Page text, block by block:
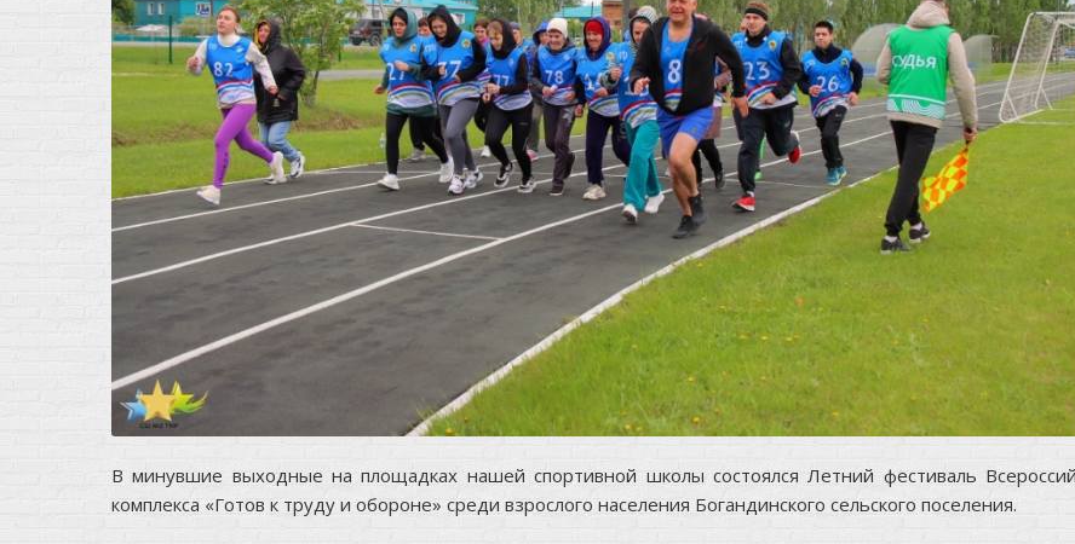
В минувшие выходные на площадках нашей спортивной школы состоялся Летний фестиваль
комплекса «Готов к труду и обороне» среди взрослого населения Богандинского сельского поселения.